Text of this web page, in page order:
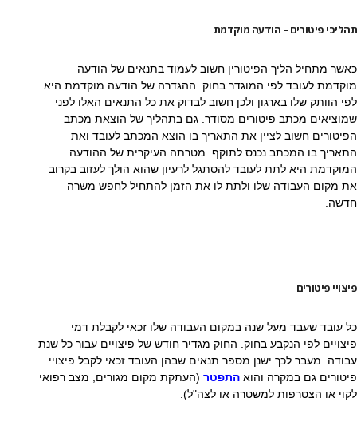
תהליכי פיטורים – הודעה מוקדמת
כאשר מתחיל הליך הפיטורין חשוב לעמוד בתנאים של הודעה
מוקדמת לעובד לפי המוגדר בחוק. ההגדרה של הודעה מוקדמת היא
לפי הוותק שלו בארגון ולכן חשוב לבדוק את כל התנאים האלו לפני
שמוציאים מכתב פיטורים מסודר. גם בתהליך של הוצאת מכתב
הפיטורים חשוב לציין את התאריך בו הוצא המכתב לעובד ואת
התאריך בו המכתב נכנס לתוקף. מטרתה העיקרית של ההודעה
המוקדמת היא לתת לעובד להסתגל לרעיון שהוא הולך לעזוב בקרוב
את מקום העבודה שלו ולתת לו את הזמן להתחיל לחפש משרה
חדשה.
פיצויי פיטורים
כל עובד שעבד מעל שנה במקום העבודה שלו זכאי לקבלת דמי
פיצויים לפי הנקבע בחוק. החוק מגדיר חודש של פיצויים עבור כל שנת
עבודה. מעבר לכך ישנן מספר תנאים שבהן העובד זכאי לקבל פיצויי
פיטורים גם במקרה והוא התפטר (העתקת מקום מגורים, מצב רפואי
לקוי או הצטרפות למשטרה או לצה"ל).